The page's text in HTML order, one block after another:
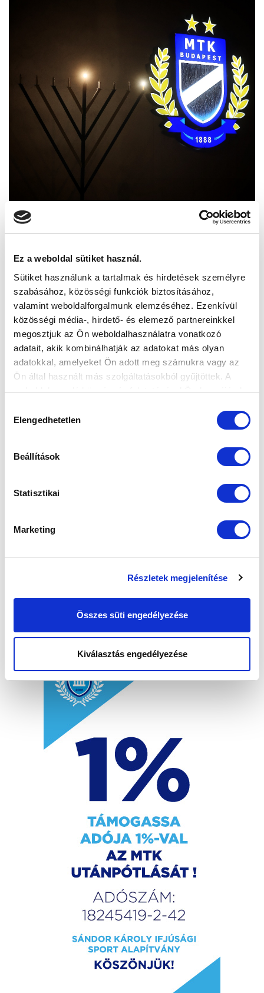
Ez a weboldal sütiket használ.
Sütiket használunk a tartalmak és hirdetések személyre
szabásához, közösségi funkciók biztosításához,
valamint weboldalforgalmunk elemzéséhez. Ezenkívül
közösségi média-, hirdető- és elemező partnereinkkel
megosztjuk az Ön weboldalhasználatra vonatkozó
adatait, akik kombinálhatják az adatokat más olyan
adatokkal, amelyeket Ön adott meg számukra vagy az
Ön által használt más szolgáltatásokból gyűjtöttek. A
weboldalon való böngészés folytatásával Ön hozzájárul a
kiválasztása
Elengedhetetlen
Beállítások
Statisztikai
Marketing
Részletek megjelenítése
Összes süti engedélyezése
Kiválasztás engedélyezése